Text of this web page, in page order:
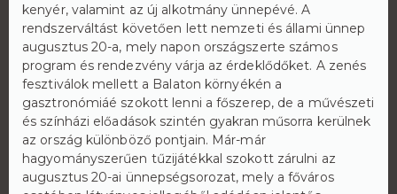
kenyér, valamint az új alkotmány ünnepévé. A
rendszerváltást követően lett nemzeti és állami ünnep
augusztus 20-a, mely napon országszerte számos
program és rendezvény várja az érdeklődőket. A zenés
fesztiválok mellett a Balaton környékén a
gasztronómiáé szokott lenni a főszerep, de a művészeti
és színházi előadások szintén gyakran műsorra kerülnek
az ország különböző pontjain. Már-már
hagyományszerűen tűzijátékkal szokott zárulni az
augusztus 20-ai ünnepségsorozat, mely a főváros